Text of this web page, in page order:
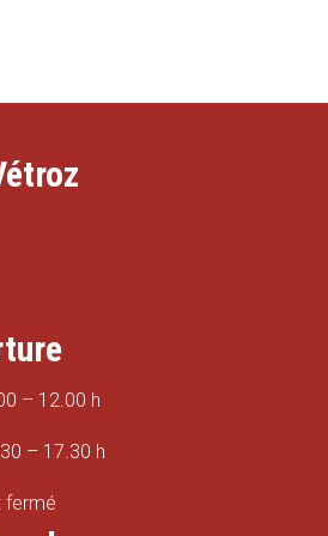
– 12.00 h
– 17.30 h
fermé